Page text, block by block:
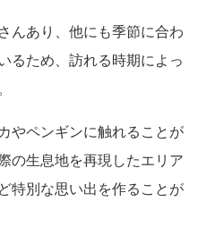
んあり、他にも季節に合わ
るため、訪れる時期によっ
やペンギンに触れることが
の生息地を再現したエリア
特別な思い出を作ることが